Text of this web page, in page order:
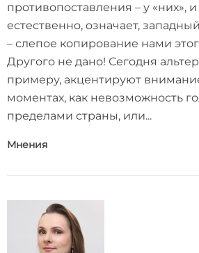
противопоставления – у «них»,
естественно, означает,
– слепое копирование нами
Другого не дано! Сегодня
примеру, акцентируют
моментах, как невозможность
пределами страны, или...
Мнения